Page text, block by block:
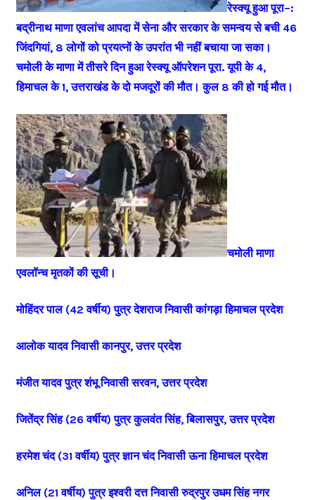
रेस्क्यू हुआ पूरा–:
बद्रीनाथ माणा एवलांच आपदा में सेना और सरकार के समन्वय से बची 46
जिंदगियां, 8 लोगों को प्रयत्नों के उपरांत भी नहीं बचाया जा सका।
चमोली के माणा में तीसरे दिन हुआ रेस्क्यू ऑपरेशन पूरा. यूपी के 4,
हिमाचल के 1, उत्तराखंड के दो मजदूरों की मौत। कुल 8 की हो गई मौत।
चमोली माणा
एवलॉन्च मृतकों की सूची।
मोहिंदर पाल (42 वर्षीय) पुत्र देशराज निवासी कांगड़ा हिमाचल प्रदेश
आलोक यादव निवासी कानपुर, उत्तर प्रदेश
मंजीत यादव पुत्र शंभू निवासी सरवन, उत्तर प्रदेश
जितेंद्र सिंह (26 वर्षीय) पुत्र कुलवंत सिंह, बिलासपुर, उत्तर प्रदेश
हरमेश चंद (31 वर्षीय) पुत्र ज्ञान चंद निवासी ऊना हिमाचल प्रदेश
अनिल (21 वर्षीय) पुत्र इश्वरी दत्त निवासी रुद्रपुर उधम सिंह नगर